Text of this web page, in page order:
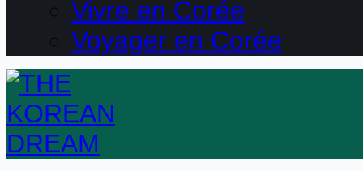
Vivre en Corée
Voyager en Corée